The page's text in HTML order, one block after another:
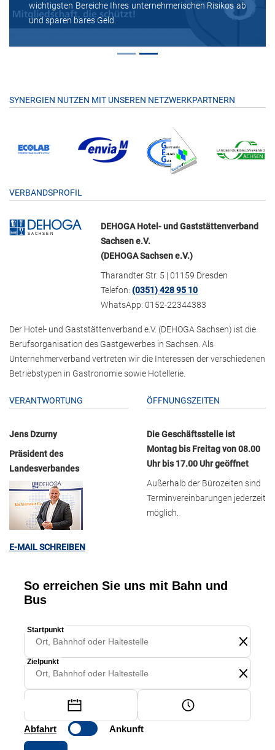
wichtigsten Bereiche Ihres unternehmerischen Risikos ab
und sparen bares Geld.
SYNERGIEN NUTZEN MIT UNSEREN NETZWERKPARTNERN
VERBANDSPROFIL
DEHOGA Hotel- und Gaststättenverband
Sachsen e.V.
(DEHOGA Sachsen e.V.)
Tharandter Str. 5 | 01159 Dresden
Telefon:(0351) 428 95 10
WhatsApp: 0152-22344383
Der Hotel- und Gaststättenverband e.V. (DEHOGA Sachsen) ist die
Berufsorganisation des Gastgewerbes in Sachsen. Als
Unternehmerverband vertreten wir die Interessen der verschiedenen
Betriebstypen in Gastronomie sowie Hotellerie.
VERANTWORTUNG
Jens Dzurny
Präsident des
Landesverbandes
E-MAIL SCHREIBEN
ÖFFNUNGSZEITEN
Die Geschäftsstelle ist
Montag bis Freitag von 08.00
Uhr bis 17.00 Uhr geöffnet
Außerhalb der Bürozeiten sind
Terminvereinbarungen jederzeit
möglich.